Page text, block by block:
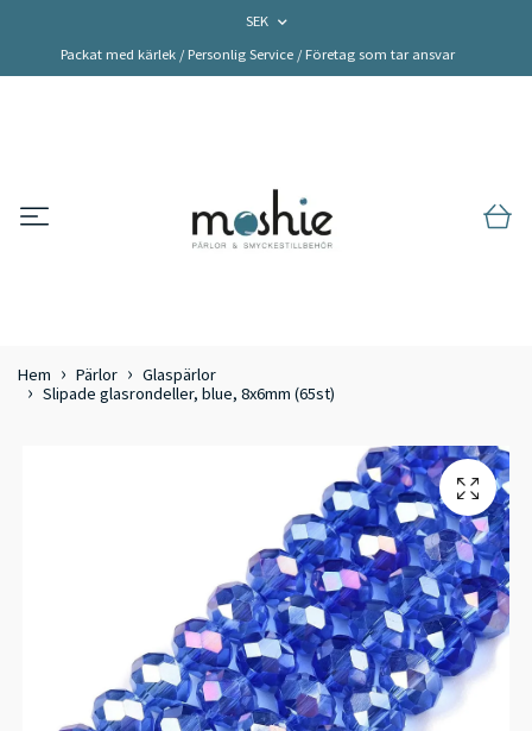
SEK
Packat med kärlek / Personlig Service / Företag som tar ansvar
Hem Pärlor
Glaspärlor
Slipade glasrondeller, blue, 8x6mm (65st)